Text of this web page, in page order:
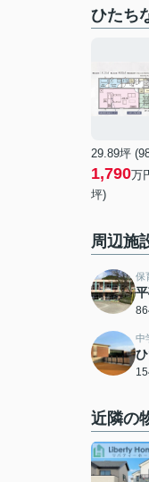
ひたち
29.89坪
1,790万
坪)
周辺施
保
中
近隣の